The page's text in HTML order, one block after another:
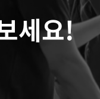
세요!